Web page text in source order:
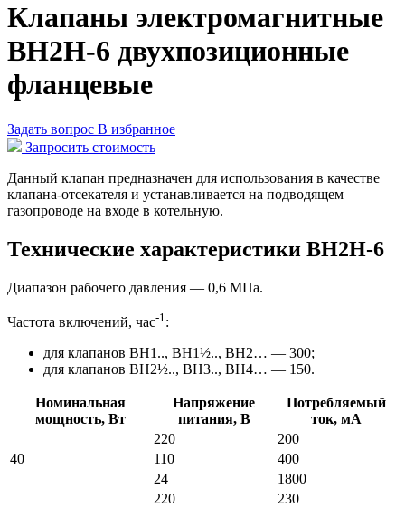
Клапаны электромагнитные
ВН2Н-6 двухпозиционные
фланцевые
Задать вопрос В избранное
Запросить стоимость
Данный клапан предназначен для использования в качестве
клапана-отсекателя и устанавливается на подводящем
газопроводе на входе в котельную.
Технические характеристики ВН2Н-6
Диапазон рабочего давления — 0,6 МПа.
Частота включений, час-1 :
для клапанов ВН1.., ВН1½.., ВН2… — 300;
для клапанов ВН2½.., ВН3.., ВН4… — 150.
Номинальная
мощность, Вт
Напряжение
питания, В
Потребляемый
ток, мА
40
220
200
110
400
24
1800
220
230